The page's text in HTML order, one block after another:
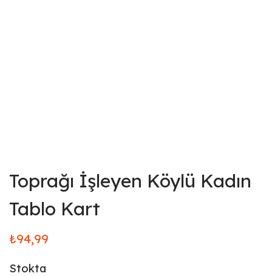
Toprağı İşleyen Köylü Kadın
Tablo Kart
₺94,99
Stokta